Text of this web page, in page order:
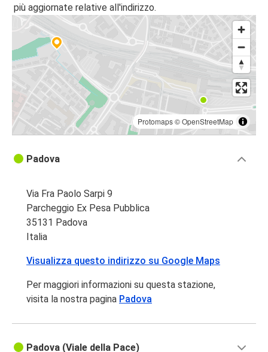
più aggiornate relative all'indirizzo.
Protomaps©OpenStreetMap
Padova
Via Fra Paolo Sarpi 9
Parcheggio Ex Pesa Pubblica
35131 Padova
Italia
Visualizza questo indirizzo su Google Maps
Per maggiori informazioni su questa stazione,
visita la nostra pagina Padova
Padova (Viale della Pace)